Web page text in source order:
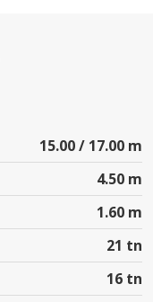
15.00 / 17.00 m
4.50 m
1.60 m
21 tn
16 tn